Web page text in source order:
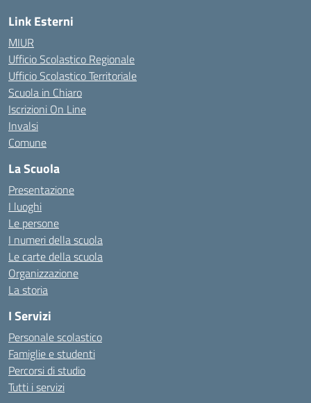
Link Esterni
MIUR
Ufficio Scolastico Regionale
Ufficio Scolastico Territoriale
Scuola in Chiaro
Iscrizioni On Line
Invalsi
Comune
La Scuola
Presentazione
I luoghi
Le persone
I numeri della scuola
Le carte della scuola
Organizzazione
La storia
I Servizi
Personale scolastico
Famiglie e studenti
Percorsi di studio
Tutti i servizi